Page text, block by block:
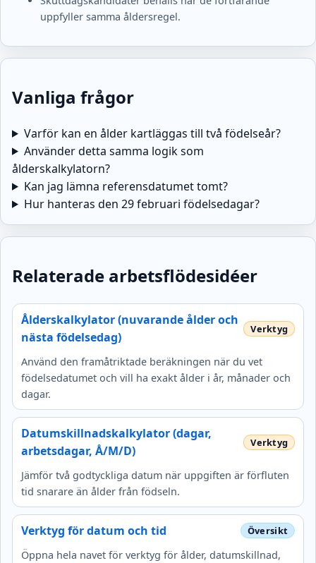
uppfyller samma åldersregel.
Vanliga frågor
Varför kan en ålder kartläggas till två födelseår?
Använder detta samma logik som
ålderskalkylatorn?
Kan jag lämna referensdatumet tomt?
Hur hanteras den 29 februari födelsedagar?
Relaterade arbetsflödesidéer
Ålderskalkylator (nuvarande ålder och
nästa födelsedag)
Använd den framåtriktade beräkningen när du vet
födelsedatumet och vill ha exakt ålder i år, månader och
dagar.
Datumskillnadskalkylator (dagar,
arbetsdagar, Å/M/D)
Jämför två godtyckliga datum när uppgiften är förfluten
tid snarare än ålder från födseln.
Verktyg för datum och tid
Öppna hela navet för verktyg för ålder, datumskillnad,